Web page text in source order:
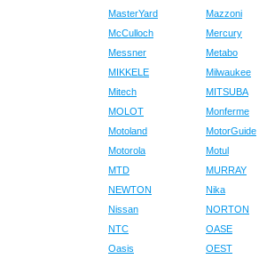
MasterYard
Mazzoni
McCulloch
Mercury
Messner
Metabo
MIKKELE
Milwaukee
Mitech
MITSUBA
MOLOT
Monferme
Motoland
MotorGuide
Motorola
Motul
MTD
MURRAY
NEWTON
Nika
Nissan
NORTON
NTC
OASE
Oasis
OEST